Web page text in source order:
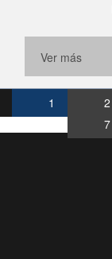
Ver más
1 2
7